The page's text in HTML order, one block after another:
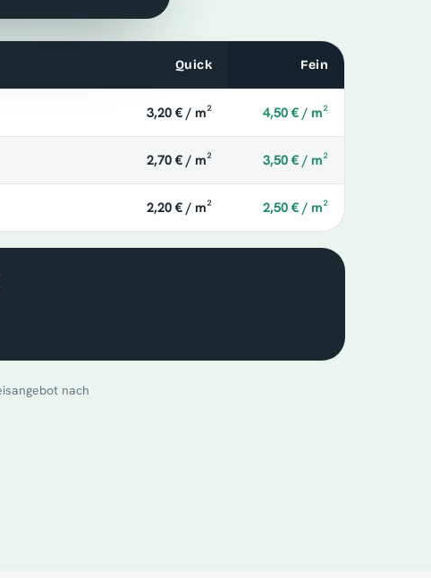
Quick Fein
3,20 € / m² 4,50 € / m²
2,70 € / m² 3,50 € / m²
2,20 € / m² 2,50 € / m²
nach